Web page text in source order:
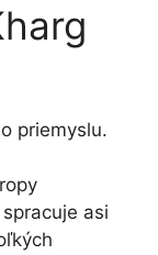
priemyslu.
asi